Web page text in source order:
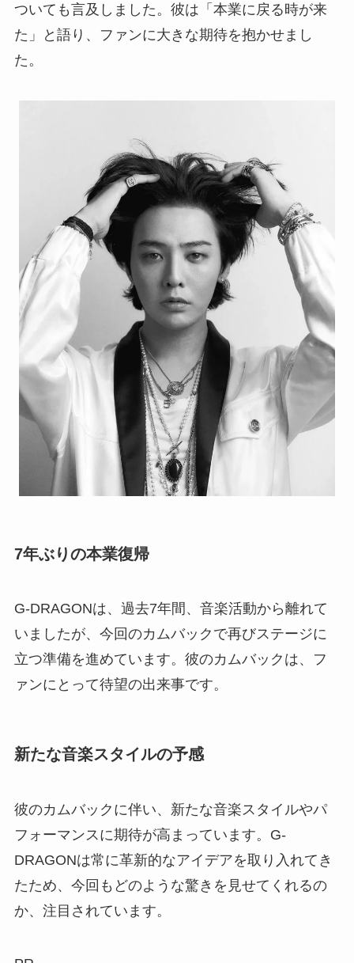
ついても言及しました。彼は「本業に戻る時が来
た」と語り、ファンに大きな期待を抱かせまし
た。
7年ぶりの本業復帰
G-DRAGONは、過去7年間、音楽活動から離れて
いましたが、今回のカムバックで再びステージに
立つ準備を進めています。彼のカムバックは、フ
ァンにとって待望の出来事です。
新たな音楽スタイルの予感
彼のカムバックに伴い、新たな音楽スタイルやパ
フォーマンスに期待が高まっています。G-
DRAGONは常に革新的なアイデアを取り入れてき
たため、今回もどのような驚きを見せてくれるの
か、注目されています。